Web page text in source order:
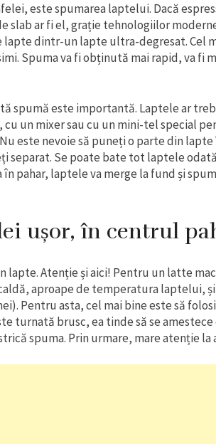
este spumarea laptelui. Dacă
slab ar fi el, grație tehnologiilor
dintr-un lapte ultra-degresat. Cel
Spuma va fi obținută mai rapid, va fi
spumă este importantă. Laptele ar
un mixer sau cu un mini-tel special
este nevoie să puneți o parte din
separat. Se poate bate tot laptele
pahar, laptele va merge la fund și
ușor, în centrul
lapte. Atenție și aici! Pentru un latte
aproape de temperatura laptelui,
Pentru asta, cel mai bine este să
turnată brusc, ea tinde să se
spuma. Prin urmare, mare atenție la